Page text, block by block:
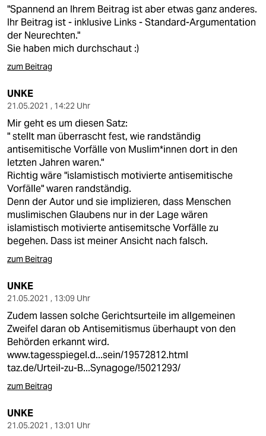
"Spannend an Ihrem Beitrag ist aber etwas ganz anderes.
Ihr Beitrag ist - inklusive Links - Standard-Argumentation
der Neurechten."
Sie haben mich durchschaut :)
zum Beitrag
UNKE
21.05.2021 , 14:22 Uhr
Mir geht es um diesen Satz:
" stellt man überrascht fest, wie randständig
antisemitische Vorfälle von Mus­li­m*in­nen dort in den
letzten Jahren waren."
Richtig wäre "islamistisch motivierte antisemitische
Vorfälle" waren randständig.
Denn der Autor und sie implizieren, dass Menschen
muslimischen Glaubens nur in der Lage wären
islamistisch motivierte antisemitsche Vorfälle zu
begehen. Dass ist meiner Ansicht nach falsch.
zum Beitrag
UNKE
21.05.2021 , 13:09 Uhr
Zudem lassen solche Gerichtsurteile im allgemeinen
Zweifel daran ob Antisemitismus überhaupt von den
Behörden erkannt wird.
www.tagesspiegel.d...sein/19572812.html
taz.de/Urteil-zu-B...Synagoge/!5021293/
zum Beitrag
UNKE
21.05.2021 , 13:01 Uhr